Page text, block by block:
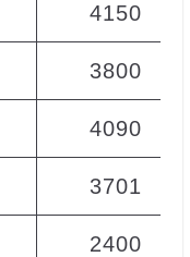
4150
3800
4090
3701
2400